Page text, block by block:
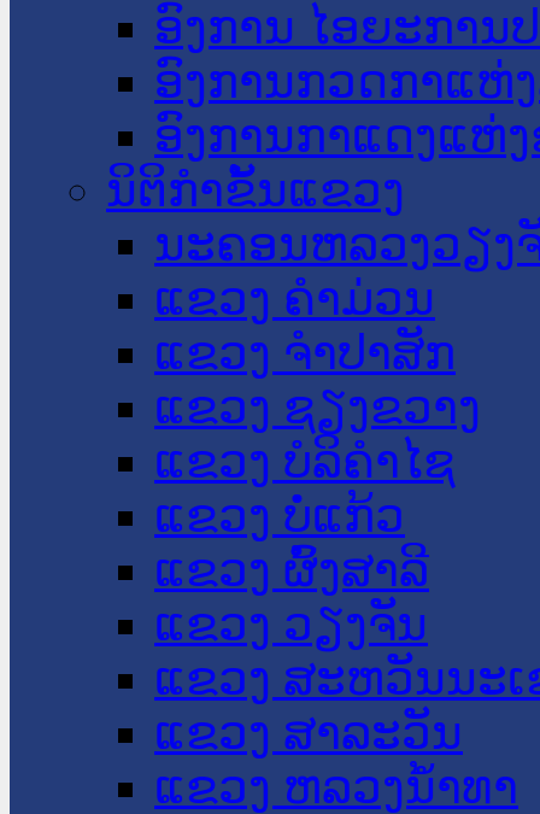
ອົງການ ໄອຍະການ
ອົງການກວດກາແຫ່
ອົງການກາແດງແຫ່
ນິຕິກໍາຂັ້ນແຂວງ
ນະ​ຄອນ​ຫລວງວຽງ
ແຂວງ ຄໍາມ່ວນ
ແຂວງ ຈໍາປາສັກ
ແຂວງ ຊຽງຂວາງ
ແຂວງ ບໍລິຄໍາໄຊ
ແຂວງ ບໍ່ແກ້ວ
ແຂວງ ຜົ້ງສາລີ
ແຂວງ ວຽງຈັນ
ແຂວງ ສະຫວັນນະ
ແຂວງ ສາລະວັນ
ແຂວງ ຫລວງນໍ້າທາ